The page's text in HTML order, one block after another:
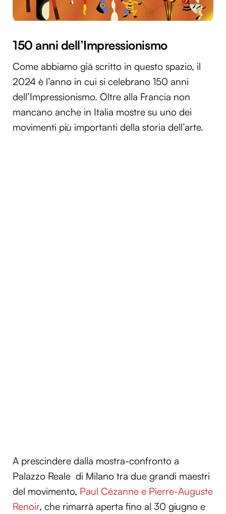
150 anni dell’Impressionismo
Come abbiamo già scritto in questo spazio, il
2024 è l’anno in cui si celebrano 150 anni
dell’Impressionismo. Oltre alla Francia non
mancano anche in Italia mostre su uno dei
movimenti più importanti della storia dell’arte.
A prescindere dalla mostra-confronto a
Palazzo Reale di Milano tra due grandi maestri
del movimento, Paul Cézanne e Pierre-Auguste
Renoir, che rimarrà aperta fino al 30 giugno e